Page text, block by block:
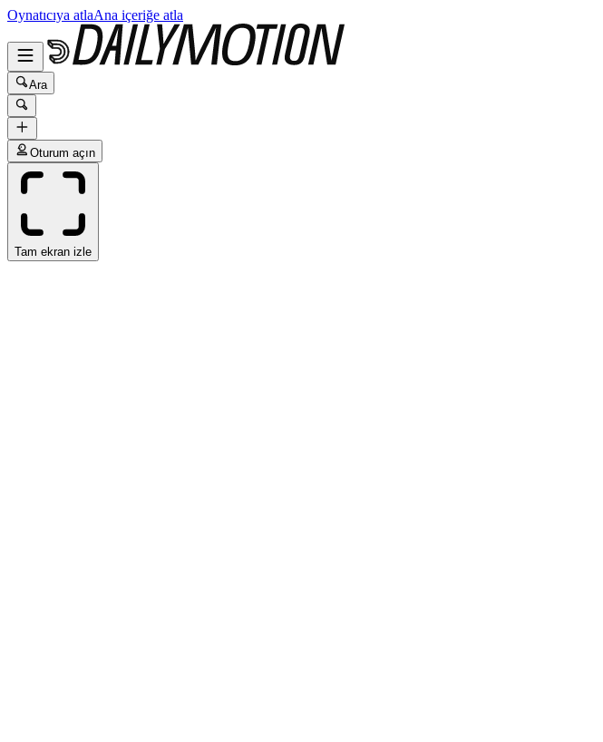
Oynatıcıya atlaAna içeriğe atla
Ara
Oturum açın
Tam ekran izle